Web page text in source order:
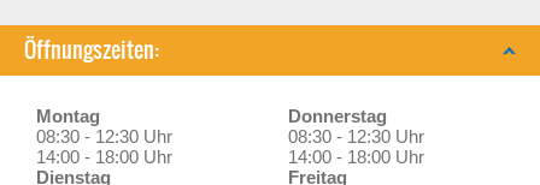
Öffnungszeiten:
Montag
08:30 - 12:30 Uhr
14:00 - 18:00 Uhr
Dienstag
Donnerstag
08:30 - 12:30 Uhr
14:00 - 18:00 Uhr
Freitag